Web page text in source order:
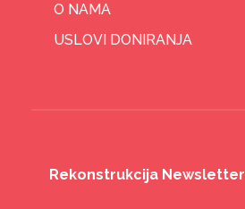
O NAMA
USLOVI DONIRANJA
Rekonstrukcija Newsletter